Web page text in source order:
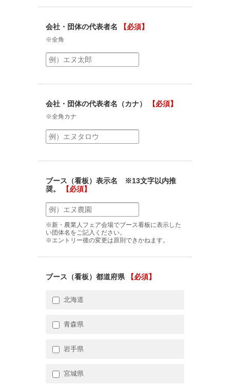
会社・団体の代表者名 【必須】
※全角
会社・団体の代表者名（カナ） 【必須】
※全角カナ
ブース（看板）表示名 ※13文字以内推
奨。
【必須】
※新・農業人フェア会場でブース看板に表示した
い団体名をご記入ください。
※エントリー後の変更は原則できかねます。
ブース（看板）都道府県 【必須】
北海道
青森県
岩手県
宮城県